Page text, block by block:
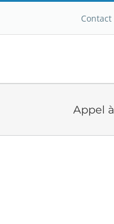
contenu
Contact
Appel